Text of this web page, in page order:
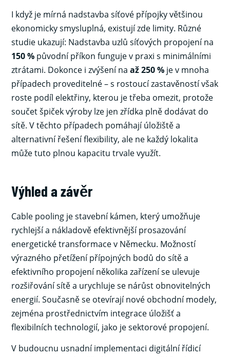
I když je mírná nadstavba síťové přípojky většinou
ekonomicky smysluplná, existují zde limity. Různé
studie ukazují: Nadstavba uzlů síťových propojení na
150 % původní příkon funguje v praxi s minimálními
ztrátami. Dokonce i zvýšení naaž 250 % je v mnoha
případech proveditelné – s rostoucí zastavěností však
roste podíl elektřiny, kterou je třeba omezit, protože
součet špiček výroby lze jen zřídka plně dodávat do
sítě. V těchto případech pomáhají úložiště a
alternativní řešení flexibility, ale ne každý lokalita
může tuto plnou kapacitu trvale využít.
Výhled a závěr
Cable pooling je stavební kámen, který umožňuje
rychlejší a nákladově efektivnější prosazování
energetické transformace v Německu. Možností
výrazného přetížení přípojných bodů do sítě a
efektivního propojení několika zařízení se ulevuje
rozšiřování sítě a urychluje se nárůst obnovitelných
energií. Současně se otevírají nové obchodní modely,
zejména prostřednictvím integrace úložišť a
flexibilních technologií, jako je sektorové propojení.
V budoucnu usnadní implementaci digitální řídicí